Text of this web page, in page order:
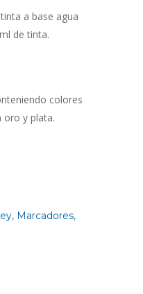
a base agua
de tinta.
colores
oro y plata.
, Marcadores,